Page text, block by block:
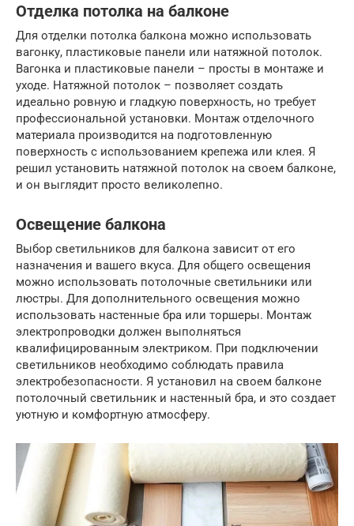
Отделка потолка на балконе
Для отделки потолка балкона можно использовать
вагонку, пластиковые панели или натяжной потолок.
Вагонка и пластиковые панели – просты в монтаже и
уходе. Натяжной потолок – позволяет создать
идеально ровную и гладкую поверхность, но требует
профессиональной установки. Монтаж отделочного
материала производится на подготовленную
поверхность с использованием крепежа или клея. Я
решил установить натяжной потолок на своем балконе,
и он выглядит просто великолепно.
Освещение балкона
Выбор светильников для балкона зависит от его
назначения и вашего вкуса. Для общего освещения
можно использовать потолочные светильники или
люстры. Для дополнительного освещения можно
использовать настенные бра или торшеры. Монтаж
электропроводки должен выполняться
квалифицированным электриком. При подключении
светильников необходимо соблюдать правила
электробезопасности. Я установил на своем балконе
потолочный светильник и настенный бра, и это создает
уютную и комфортную атмосферу.